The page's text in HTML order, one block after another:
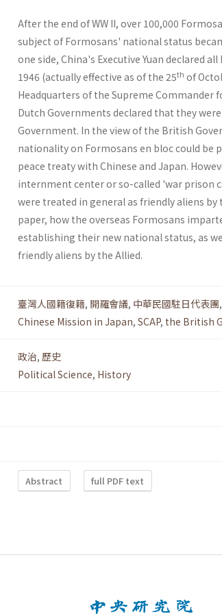
After the end of WW II, over 100,000
subject of Formosans' national status
one side, China's Execu­tive Yuan declared
1946 (actually effective as of the 25th of
Headquarters of the Supreme Commander
Dutch Governments declared that they
Govern­ment. In the view of the British
nationality on Formosans en bloc could be
peace treaty with Chinese and Japan.
internment center or so-called 'war prison
were treated in general as friendly aliens
paper, how the overseas Formosans
establishing their new national status, as
friendly aliens by the Allied.
臺灣人國籍復籍, 開羅會議, 中華民國駐日代表團,
Chinese Mission in Japan, SCAP, the British
政治, 歷史
Political Science, History
Abstract full PDF text